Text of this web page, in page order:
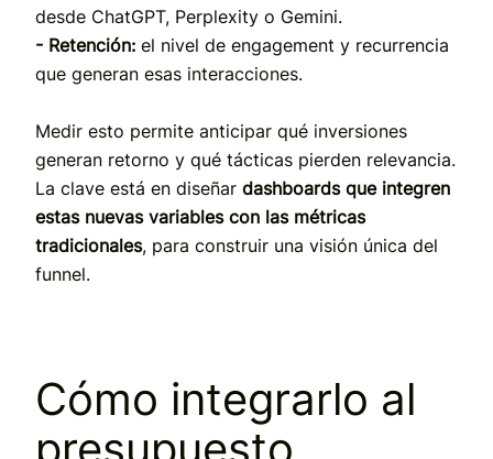
desde ChatGPT, Perplexity o Gemini.
- Retención: el nivel de engagement y recurrencia
que generan esas interacciones.
Medir esto permite anticipar qué inversiones
generan retorno y qué tácticas pierden relevancia.
La clave está en diseñar dashboards que integren
estas nuevas variables con las métricas
tradicionales, para construir una visión única del
funnel.
Cómo integrarlo al